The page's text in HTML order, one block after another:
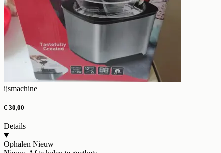
ijsmachine
€ 30,00
Details
Ophalen Nieuw